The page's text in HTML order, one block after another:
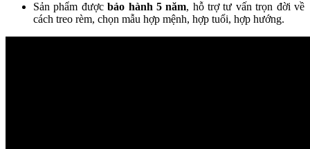
Sản phẩm đượcbảo hành 5 năm, hỗ trợ tư vấn trọn đời về
cách treo rèm, chọn mẫu hợp mệnh, hợp tuổi, hợp hướng.